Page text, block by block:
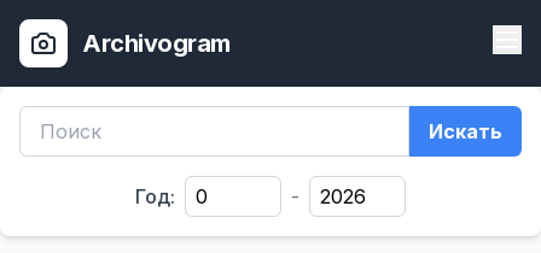
Archivogram
Искать
Год: -